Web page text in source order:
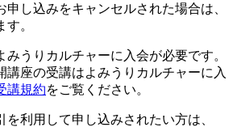
し込みをキャンセルされた場合は、
。
うりカルチャーに入会が必要です。
講座の受講はよみうりカルチャーに入
講規約をご覧ください。
利用して申し込みされたい方は、